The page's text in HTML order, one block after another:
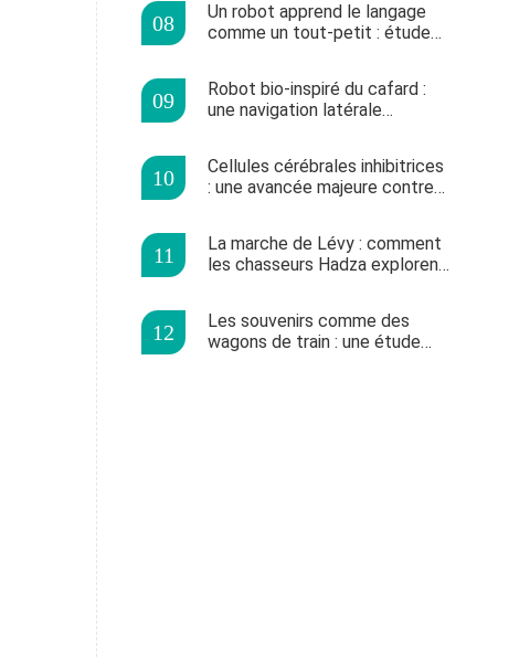
Un robot apprend le langage
comme un tout-petit : étude
Robot bio-inspiré du cafard :
une navigation latérale
Cellules cérébrales inhibitrices
: une avancée majeure contre
La marche de Lévy : comment
les chasseurs Hadza explorent
Les souvenirs comme des
wagons de train : une étude